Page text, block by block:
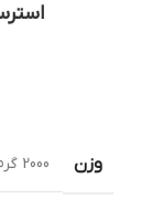
وزن 2000 گرم